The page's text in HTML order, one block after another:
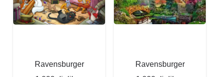
Ravensburger
Ravensburger